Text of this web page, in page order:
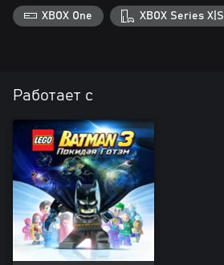
XBOX One XBOX Series X|S
Работает с